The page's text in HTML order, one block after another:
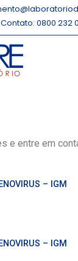
Contato: 0800 232
e entre em
– IGM
– IGM